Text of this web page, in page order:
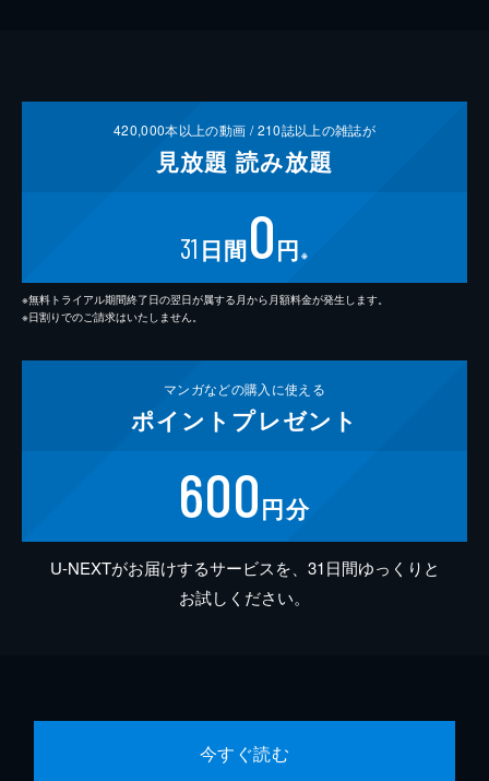
420,000本以上の動画 /210誌以上の雑誌が
見放題 読み放題
31 日間0円 ※
※無料トライアル期間終了日の翌日が属する月から月額料金が発生します。
※日割りでのご請求はいたしません。
マンガなどの購入に使える
ポイント プレゼント
600円分
U-NEXTがお届けするサービスを、31日間ゆっくりと
お試しください。
今すぐ読む